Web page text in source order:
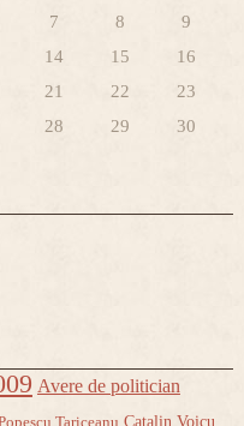
7 8
9
14 15
16
21 22
23
28 29
30
Avere de politician
Tariceanu Catalin Voicu